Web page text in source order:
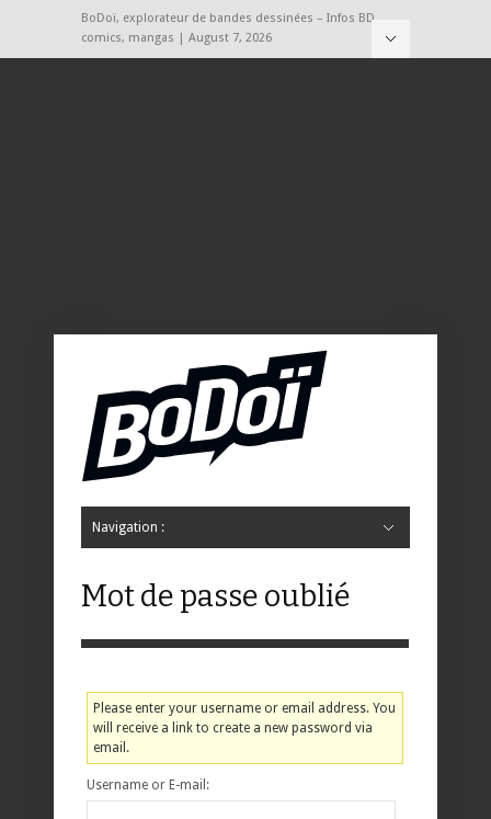
BoDoï, explorateur de bandes dessinées – Infos BD,
comics, mangas | August 7, 2026
Navigation :
Mot de passe oublié
Please enter your username or email address. You
will receive a link to create a new password via
email.
Username or E-mail: